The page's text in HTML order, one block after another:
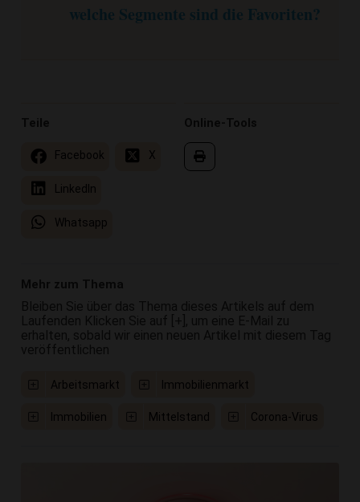
welche Segmente sind die Favoriten?
Online-Tools
Teile
Facebook X
LinkedIn
Whatsapp
Mehr zum Thema
Bleiben Sie über das Thema dieses Artikels auf dem
Laufenden Klicken Sie auf [+], um eine E-Mail zu
erhalten, sobald wir einen neuen Artikel mit diesem Tag
veröffentlichen
Arbeitsmarkt Immobilienmarkt
Immobilien Mittelstand Corona-Virus